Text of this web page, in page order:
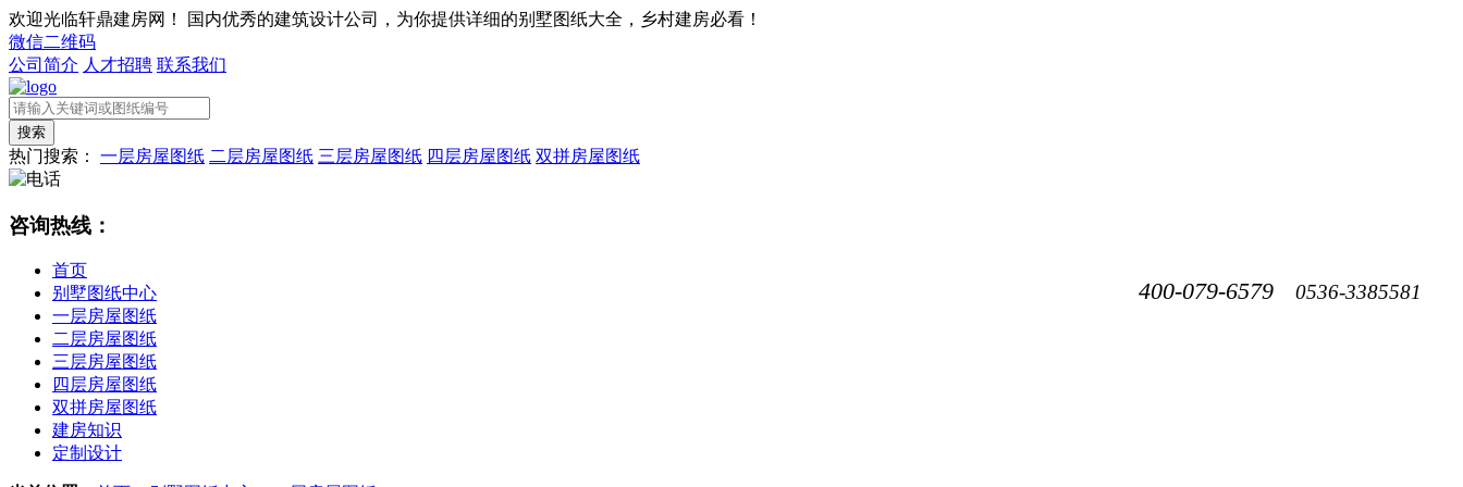
欢迎光临轩鼎建房网！
国内优秀的建筑设计公司，为你提供详细的别墅图纸大全，乡村建房必看！
微信二维码
公司简介 人才招聘 联系我们
热门搜索： 一层房屋图纸 二层房屋图纸 三层房屋图纸 四层房屋图纸 双拼房屋图纸
咨询热线：
400-079-6579 0536-3385581
首页
别墅图纸中心
一层房屋图纸
二层房屋图纸
三层房屋图纸
四层房屋图纸
双拼房屋图纸
建房知识
定制设计